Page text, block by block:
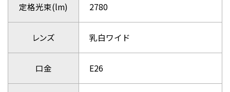
定格光束(lm) 2780
レンズ 乳白ワイド
口金 E26